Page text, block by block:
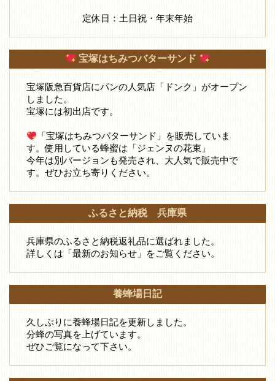
定休日：土日祝・年末年始
宝塚はちみつバターサンド
宝塚阪急百貨店にパンの人気店「ドンク」がオープン
しました。
宝塚には初出店です。
「宝塚はちみつバターサンド」を販売していま
す。使用している蜂蜜は「ジェンヌの花束」
今年は別バージョンも発売され、大人気で販売中で
す。ぜひお立ち寄りください。
ふるさと納税 兵庫県
兵庫県のふるさと納税返礼品に選ばれました。
詳しくは「最新のお知らせ」をご覧ください。
養蜂場日記
久しぶりに養蜂場日記を更新しました。
分蜂の写真を上げています。
ぜひご覧になって下さい。